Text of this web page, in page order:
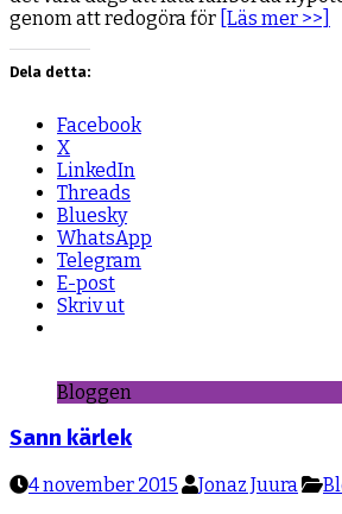
genom att redogöra för [Läs mer >>]
Dela detta:
Facebook
X
LinkedIn
Threads
Bluesky
WhatsApp
Telegram
E-post
Skriv ut
Bloggen
Sann kärlek
4 november 2015 Jonaz Juura